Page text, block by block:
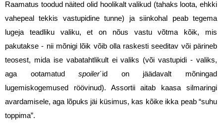
Raamatus toodud näited olid hoolikalt valikud (tahaks loota, ehkki
vahepeal tekkis vastupidine tunne) ja siinkohal peab tegema
lugeja teadliku valiku, et on nõus vastu võtma kõik, mis
pakutakse - nii mõnigi lõik võib olla raskesti seeditav või pärineb
teosest, mida ise vabatahtlikult ei valiks (või vastupidi - valiks,
aga ootamatud spoiler´id on jäädavalt mõningad
lugemiskogemused röövinud). Assortii aitab kaasa silmaringi
avardamisele, aga lõpuks jäi küsimus, kas kõike ikka peab “suhu
toppima”.